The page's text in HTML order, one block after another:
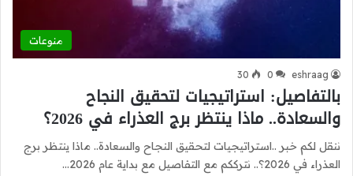
منوعات
eshraag
0
30
بالتفاصيل: استراتيجيات لتحقيق النجاح
والسعادة.. ماذا ينتظر برج العذراء في 2026؟
ننقل لكم خبر ..استراتيجيات لتحقيق النجاح والسعادة.. ماذا ينتظر برج
العذراء في 2026؟.. نترككم مع التفاصيل مع بداية عام 2026…